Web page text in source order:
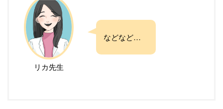
リカ先生
などなど…